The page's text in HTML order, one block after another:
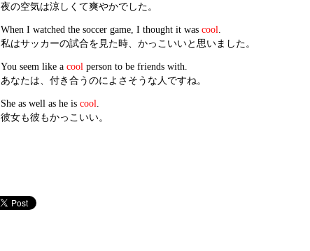
夜の空気は涼しくて爽やかでした。
When I watched the soccer game, I thought it was cool.
私はサッカーの試合を見た時、かっこいいと思いました。
You seem like a cool person to be friends with.
あなたは、付き合うのによさそうな人ですね。
She as well as he is cool.
彼女も彼もかっこいい。